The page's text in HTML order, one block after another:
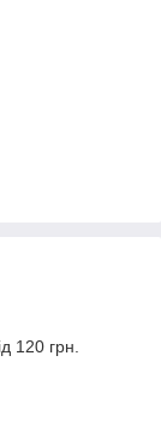
120 грн.